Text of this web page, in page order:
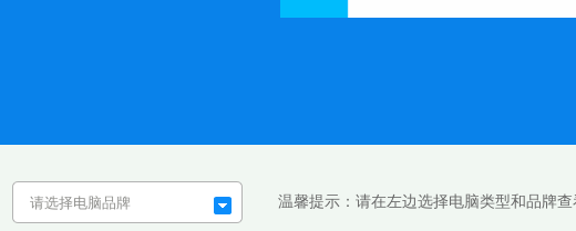
温馨提示： 请在左边选择电脑类型和品牌